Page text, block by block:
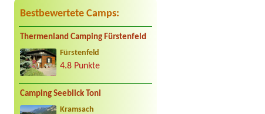
Bestbewertete Camps:
Thermenland Camping Fürstenfeld
Fürstenfeld
4.8 Punkte
Camping Seeblick Toni
Kramsach